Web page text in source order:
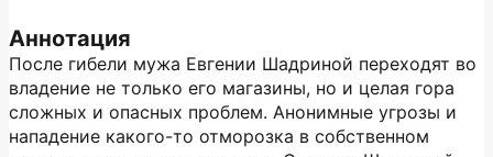
Аннотация
После гибели мужа Евгении Шадриной переходят во
владение не только его магазины, но и целая гора
сложных и опасных проблем. Анонимные угрозы и
нападение какого-то отморозка в собственном